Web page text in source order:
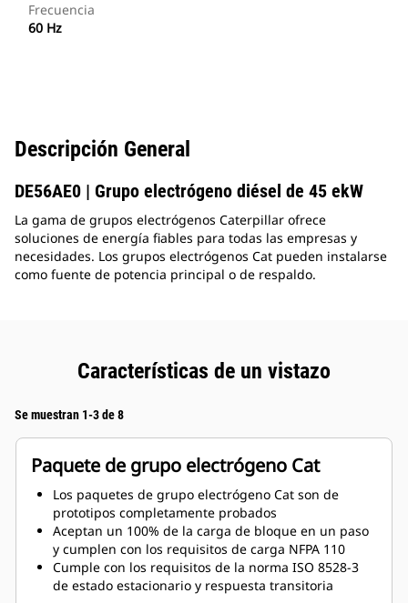
Frecuencia
60 Hz
Descripción General
DE56AE0 | Grupo electrógeno diésel de 45 ekW
La gama de grupos electrógenos Caterpillar ofrece
soluciones de energía fiables para todas las empresas y
necesidades. Los grupos electrógenos Cat pueden instalarse
como fuente de potencia principal o de respaldo.
Características de un vistazo
Se muestran 1-3 de 8
Paquete de grupo electrógeno Cat
Los paquetes de grupo electrógeno Cat son de
prototipos completamente probados
Aceptan un 100% de la carga de bloque en un paso
y cumplen con los requisitos de carga NFPA 110
Cumple con los requisitos de la norma ISO 8528-3
de estado estacionario y respuesta transitoria